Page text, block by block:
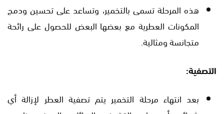
هذه المرحلة تسمى بالتخمير، وتساعد على تحسين ودمج
المكونات العطرية مع بعضها البعض للحصول على رائحة
متجانسة ومثالية.
التصفية:
بعد انتهاء مرحلة التخمير يتم تصفية العطر لإزالة أي